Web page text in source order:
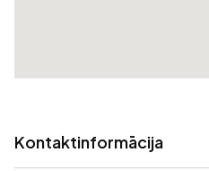
Kontaktinformācija